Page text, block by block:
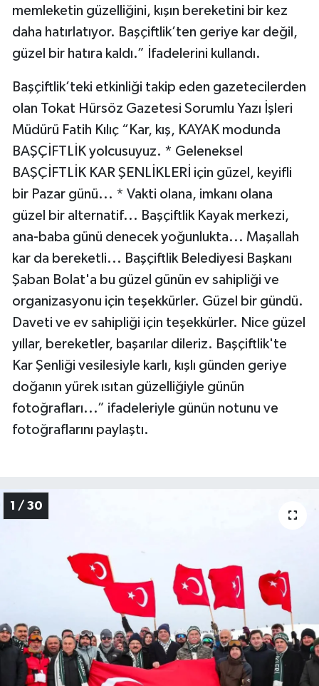
memleketin güzelliğini, kışın bereketini bir kez
daha hatırlatıyor. Başçiftlik’ten geriye kar değil,
güzel bir hatıra kaldı.” İfadelerini kullandı.
Başçiftlik’teki etkinliği takip eden gazetecilerden
olan Tokat Hürsöz Gazetesi Sorumlu Yazı İşleri
Müdürü Fatih Kılıç “Kar, kış, KAYAK modunda
BAŞÇİFTLİK yolcusuyuz. * Geleneksel
BAŞÇİFTLİK KAR ŞENLİKLERİ için güzel, keyifli
bir Pazar günü... * Vakti olana, imkanı olana
güzel bir alternatif... Başçiftlik Kayak merkezi,
ana-baba günü denecek yoğunlukta... Maşallah
kar da bereketli... Başçiftlik Belediyesi Başkanı
Şaban Bolat'a bu güzel günün ev sahipliği ve
organizasyonu için teşekkürler. Güzel bir gündü.
Daveti ve ev sahipliği için teşekkürler. Nice güzel
yıllar, bereketler, başarılar dileriz. Başçiftlik'te
Kar Şenliği vesilesiyle karlı, kışlı günden geriye
doğanın yürek ısıtan güzelliğiyle günün
fotoğrafları...” ifadeleriyle günün notunu ve
fotoğraflarını paylaştı.
1 / 30